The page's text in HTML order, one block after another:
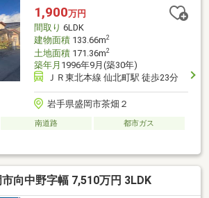
、浴室に窓1,900万円
間取り 6LDK
建物面積133.66m2
土地面積171.36m2
築年月 1996年9月(築30年)
ＪＲ東北本線 仙北町駅 徒歩23分
岩手県盛岡市茶畑２
南道路
都市ガス
向中野字幅 7,510万円 3LDK